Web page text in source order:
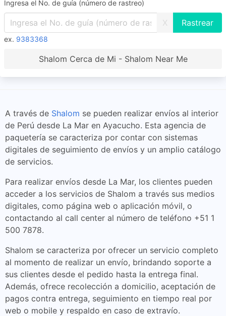
Ingresa el No. de guía (número de rastreo)
X
ex. 9383368
Shalom Cerca de Mi - Shalom Near Me
A través de Shalom se pueden realizar envíos al interior
de Perú desde La Mar en Ayacucho. Esta agencia de
paquetería se caracteriza por contar con sistemas
digitales de seguimiento de envíos y un amplio catálogo
de servicios.
Para realizar envíos desde La Mar, los clientes pueden
acceder a los servicios de Shalom a través sus medios
digitales, como página web o aplicación móvil, o
contactando al call center al número de teléfono +51 1
500 7878.
Shalom se caracteriza por ofrecer un servicio completo
al momento de realizar un envío, brindando soporte a
sus clientes desde el pedido hasta la entrega final.
Además, ofrece recolección a domicilio, aceptación de
pagos contra entrega, seguimiento en tiempo real por
web o mobile y respaldo en caso de extravío.